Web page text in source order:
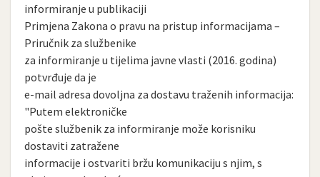
informiranje u publikaciji
Primjena Zakona o pravu na pristup informacijama –
Priručnik za službenike
za informiranje u tijelima javne vlasti (2016. godina)
potvrđuje da je
e-mail adresa dovoljna za dostavu traženih informacija:
"Putem elektroničke
pošte službenik za informiranje može korisniku
dostaviti zatražene
informacije i ostvariti bržu komunikaciju s njim, s